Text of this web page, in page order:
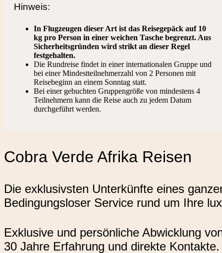
Hinweis:
In Flugzeugen dieser Art ist das Reisegepäck auf 10
kg pro Person in einer weichen Tasche begrenzt. Aus
Sicherheitsgründen wird strikt an dieser Regel
festgehalten.
Die Rundreise findet in einer internationalen Gruppe und
bei einer Mindestteilnehmerzahl von 2 Personen mit
Reisebeginn an einem Sonntag statt.
Bei einer gebuchten Gruppengröße von mindestens 4
Teilnehmern kann die Reise auch zu jedem Datum
durchgeführt werden.
Cobra Verde Afrika Reisen
Die exklusivsten Unterkünfte eines
Bedingungsloser Service rund um Ihre
Exklusive und persönliche Abwicklung
30 Jahre Erfahrung und direkte Kontakte.